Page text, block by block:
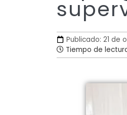
Publicado: 21 de
Tiempo de